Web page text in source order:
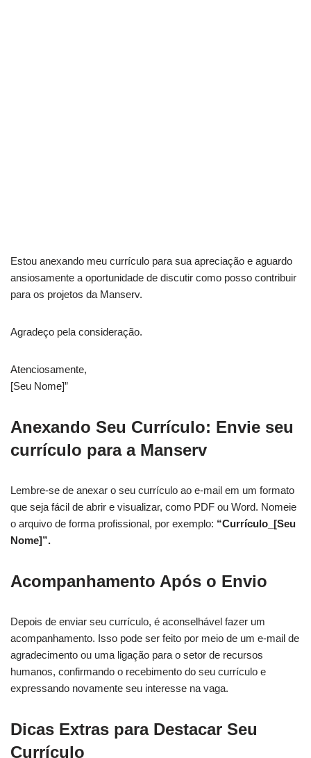
Estou anexando meu currículo para sua apreciação e aguardo
ansiosamente a oportunidade de discutir como posso contribuir
para os projetos da Manserv.
Agradeço pela consideração.
Atenciosamente,
[Seu Nome]”
Anexando Seu Currículo: Envie seu
currículo para a Manserv
Lembre-se de anexar o seu currículo ao e-mail em um formato
que seja fácil de abrir e visualizar, como PDF ou Word. Nomeie
o arquivo de forma profissional, por exemplo: “Currículo_[Seu
Nome]”.
Acompanhamento Após o Envio
Depois de enviar seu currículo, é aconselhável fazer um
acompanhamento. Isso pode ser feito por meio de um e-mail de
agradecimento ou uma ligação para o setor de recursos
humanos, confirmando o recebimento do seu currículo e
expressando novamente seu interesse na vaga.
Dicas Extras para Destacar Seu
Currículo